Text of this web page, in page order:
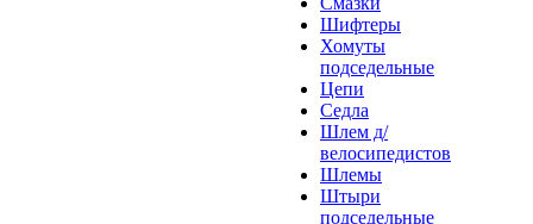
Шифтеры
Хомуты
подседельные
Цепи
Седла
Шлем д/
велосипедистов
Шлемы
Штыри
подседельные